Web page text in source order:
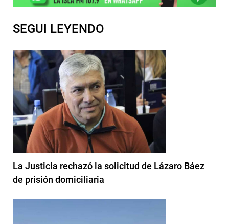
SEGUI LEYENDO
La Justicia rechazó la solicitud de Lázaro Báez
de prisión domiciliaria